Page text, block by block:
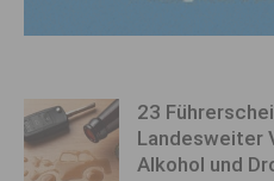
23
Landesweiter
Alkohol und